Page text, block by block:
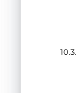
10.3.